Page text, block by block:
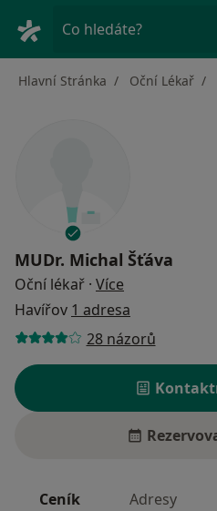
Co hledáte?
Hlavní Stránka Oční Lékař
MUDr. Michal Šťáva
Oční lékař · Více
Havířov 1 adresa
28 názorů
Ceník Adresy